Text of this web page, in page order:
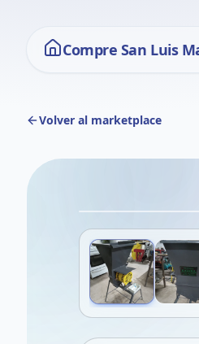
Compre San Luis
Volver al marketplace